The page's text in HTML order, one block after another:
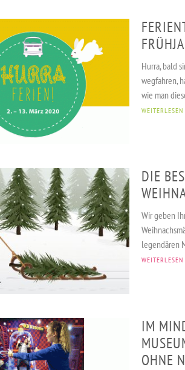
Hurra, bald
wegfahren,
wie man
WEITERLESEN
DIE
Wir geben
legendären
WEITERLESEN
IM
OHNE